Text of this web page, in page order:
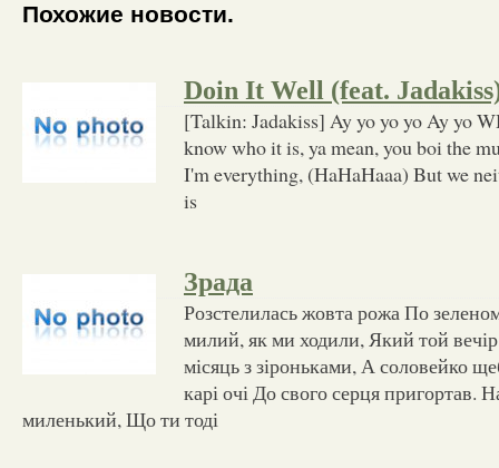
Похожие новости.
Doin It Well (feat.
[Talkin: Jadakiss] Ay yo yo yo Ay yo
know who it is, ya mean, you boi the
I'm everything, (HaHaHaaa) But we
is
Зрада
Розстелилась жовта рожа По
милий, як ми ходили, Який той
місяць з зіроньками, А соловейко
карі очі До свого серця пригортав.
миленький, Що ти тоді